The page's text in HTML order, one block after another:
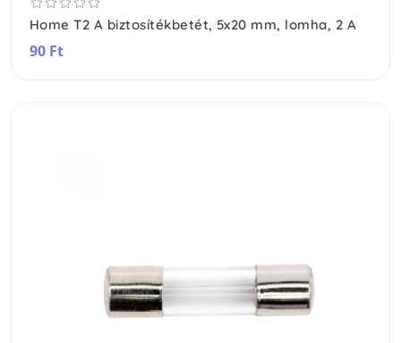
Home T2 A biztosítékbetét, 5x20 mm, lomha, 2 A
90 Ft